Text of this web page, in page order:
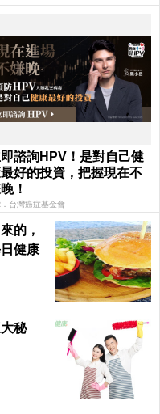
諮詢HPV！是對自己健
最好的投資，把握現在不
！
．台灣癌症基金會
的，
健康
秘